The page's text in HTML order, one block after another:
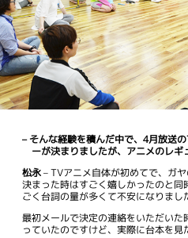
– そんな経験を積んだ中で、4月放送
ーが決まりましたが、アニメのレギ
松永– TVアニメ自体が初めてで、ガ
決まった時はすごく嬉しかったのと
ごく台詞の量が多くて不安になりまし
最初メールで決定の連絡をいただい
っていたのですけど、実際に台本を見